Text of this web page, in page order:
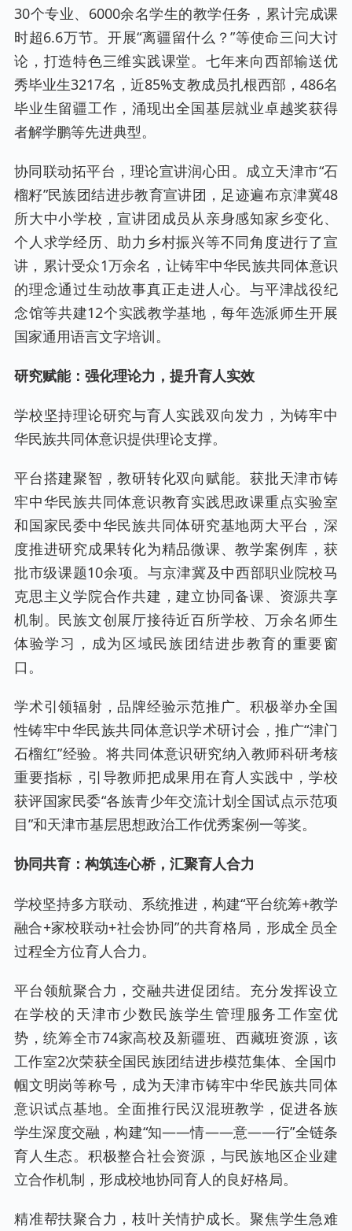
30个专业、6000余名学生的教学任务，累计完成课
时超6.6万节。开展“离疆留什么？”等使命三问大讨
论，打造特色三维实践课堂。七年来向西部输送优
秀毕业生3217名，近85%支教成员扎根西部，486名
毕业生留疆工作，涌现出全国基层就业卓越奖获得
者解学鹏等先进典型。
协同联动拓平台，理论宣讲润心田。成立天津市“石
榴籽”民族团结进步教育宣讲团，足迹遍布京津冀48
所大中小学校，宣讲团成员从亲身感知家乡变化、
个人求学经历、助力乡村振兴等不同角度进行了宣
讲，累计受众1万余名，让铸牢中华民族共同体意识
的理念通过生动故事真正走进人心。与平津战役纪
念馆等共建12个实践教学基地，每年选派师生开展
国家通用语言文字培训。
研究赋能：强化理论力，提升育人实效
学校坚持理论研究与育人实践双向发力，为铸牢中
华民族共同体意识提供理论支撑。
平台搭建聚智，教研转化双向赋能。获批天津市铸
牢中华民族共同体意识教育实践思政课重点实验室
和国家民委中华民族共同体研究基地两大平台，深
度推进研究成果转化为精品微课、教学案例库，获
批市级课题10余项。与京津冀及中西部职业院校马
克思主义学院合作共建，建立协同备课、资源共享
机制。民族文创展厅接待近百所学校、万余名师生
体验学习，成为区域民族团结进步教育的重要窗
口。
学术引领辐射，品牌经验示范推广。积极举办全国
性铸牢中华民族共同体意识学术研讨会，推广“津门
石榴红”经验。将共同体意识研究纳入教师科研考核
重要指标，引导教师把成果用在育人实践中，学校
获评国家民委“各族青少年交流计划全国试点示范项
目”和天津市基层思想政治工作优秀案例一等奖。
协同共育：构筑连心桥，汇聚育人合力
学校坚持多方联动、系统推进，构建“平台统筹+教学
融合+家校联动+社会协同”的共育格局，形成全员全
过程全方位育人合力。
平台领航聚合力，交融共进促团结。充分发挥设立
在学校的天津市少数民族学生管理服务工作室优
势，统筹全市74家高校及新疆班、西藏班资源，该
工作室2次荣获全国民族团结进步模范集体、全国巾
帼文明岗等称号，成为天津市铸牢中华民族共同体
意识试点基地。全面推行民汉混班教学，促进各族
学生深度交融，构建“知——情——意——行”全链条
育人生态。积极整合社会资源，与民族地区企业建
立合作机制，形成校地协同育人的良好格局。
精准帮扶聚合力，枝叶关情护成长。聚焦学生急难